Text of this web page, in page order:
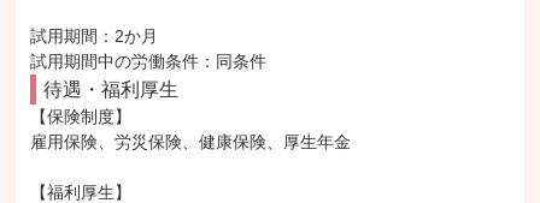
試用期間：2か月
試用期間中の労働条件：同条件
待遇・福利厚生
【保険制度】
雇用保険、労災保険、健康保険、厚生年金
【福利厚生】